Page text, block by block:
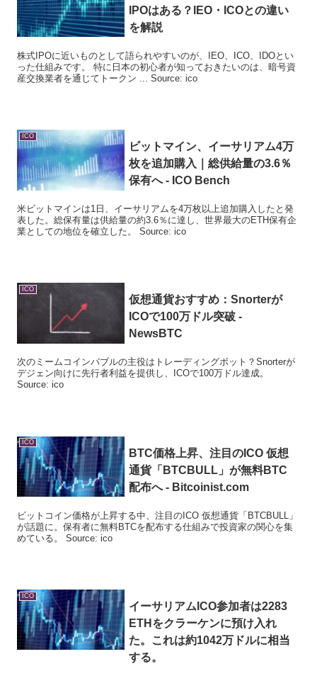
IPOはある？IEO・ ICOとの違い
を解説
株式IPOに近いものとして語られやすいのが、IEO、ICO、IDOとい
った仕組みです。 特に日本の初心者が知っておきたいのは、暗号資
産交換業者を通じてトークン ... Source: ico
ICO
ビットマイン、イーサリアム4万
枚を追加購入｜総供給量の3.6％
保有へ - ICO Bench
米ビットマインは1日、イーサリアムを4万枚以上追加購入したと発
表した。総保有量は供給量の約3.6％に達し、世界最大のETH保有企
業としての地位を確立した。 Source: ico
ICO
仮想通貨おすすめ：Snorterが
ICOで100万ドル突破 -
NewsBTC
次のミームコインバブルの主役はトレーディングボット？Snorterが
デジェン向けに先行者利益を提供し、ICOで100万ドル達成。
Source: ico
ICO
BTC価格上昇、注目の ICO 仮想
通貨「BTCBULL」が無料BTC
配布へ - Bitcoinist.com
ビットコイン価格が上昇する中、注目のICO 仮想通貨「BTCBULL」
が話題に。保有者に無料BTCを配布する仕組みで投資家の関心を集
めている。 Source: ico
ICO
イーサリアム ICO参加者は2283
ETHをクラーケンに預け入れ
た。これは約1042万ドルに相当
する。